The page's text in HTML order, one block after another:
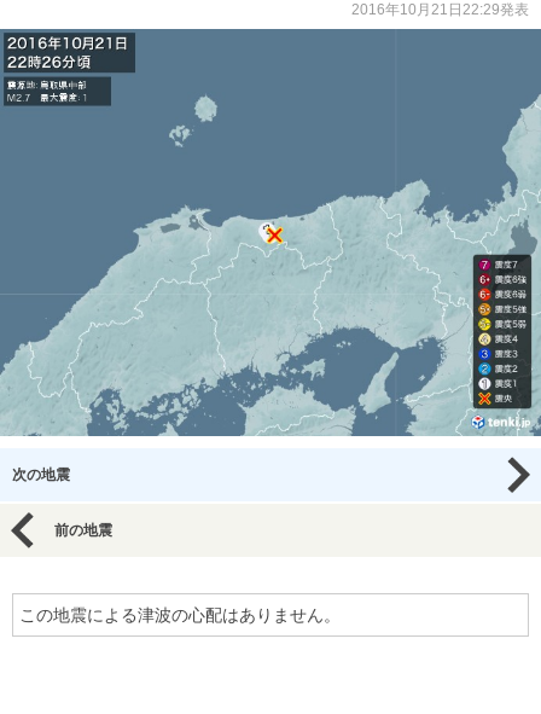
2016年10月21日22:29発表
次の地震
前の地震
この地震による津波の心配はありません。